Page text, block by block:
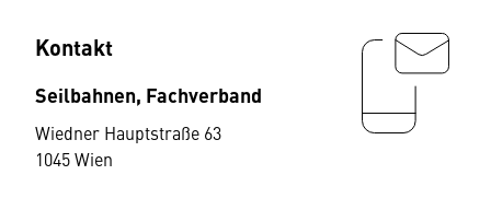
Kontakt
Seilbahnen, Fachverband
Wiedner Hauptstraße 63
1045 Wien